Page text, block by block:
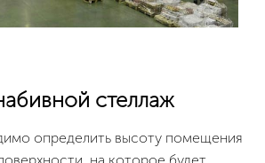
стеллаж
определить высоту помещения